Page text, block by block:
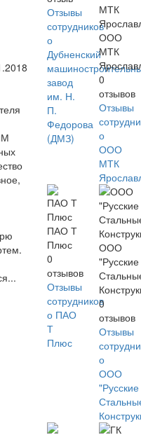
Отзывы
сотрудников
о
Дубненский
завод
им. Н.
П.
Федорова
(ДМЗ)
ООО
МТК
0
отзывов
Отзывы
о
ООО
МТК
ПАО Т
Плюс
0
отзывов
Отзывы
сотрудников
о ПАО
Т
Плюс
ООО
"Русские
0
отзывов
Отзывы
о
ООО
"Русские